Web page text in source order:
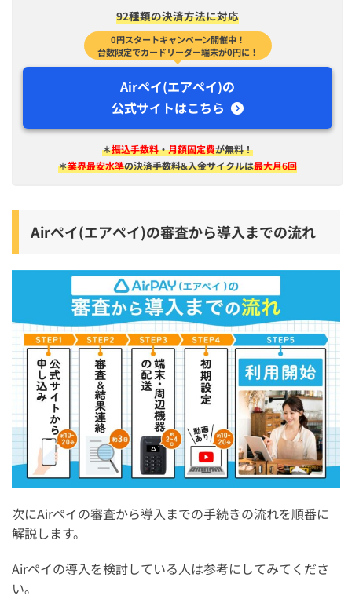
92種類の決済方法に対応
0円スタートキャンペーン開催中！
台数限定でカードリーダー端末が0円に！
Airペイ(エアペイ)の
公式サイトはこちら
＊振込手数料・月額固定費が無料！
＊業界最安水準の決済手数料&入金サイクルは最大月6回
Airペイ(エアペイ)の審査から導入までの流れ
次にAirペイの審査から導入までの手続きの流れを順番に
解説します。
Airペイの導入を検討している人は参考にしてみてくださ
い。